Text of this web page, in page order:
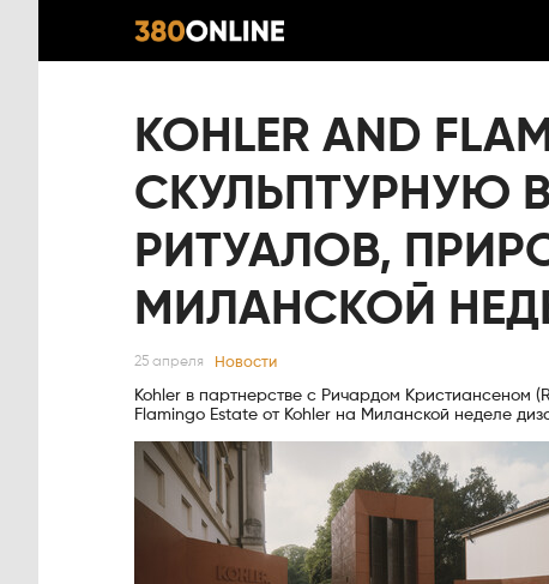
KOHLER AND
СКУЛЬПТУРНУЮ
РИТУАЛОВ,
МИЛАНСКОЙ
25 апреля Новости
Kohler в партнерстве с Ричардом Кристиансеном
Flamingo Estate от Kohler на Миланской неделе